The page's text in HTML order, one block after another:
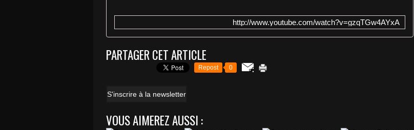
http://www.youtube.com/watch?v=gzqTGw4AYxA
PARTAGER CET ARTICLE
Repost 0
S'inscrire à la newsletter
VOUS AIMEREZ AUSSI :